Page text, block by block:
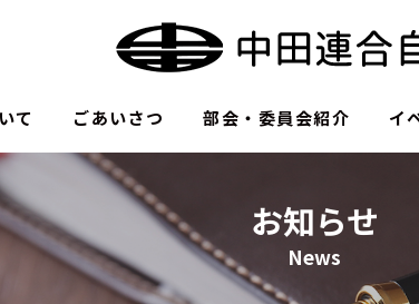
て ごあいさつ 部会・委員会紹介 イ
お知らせ
News